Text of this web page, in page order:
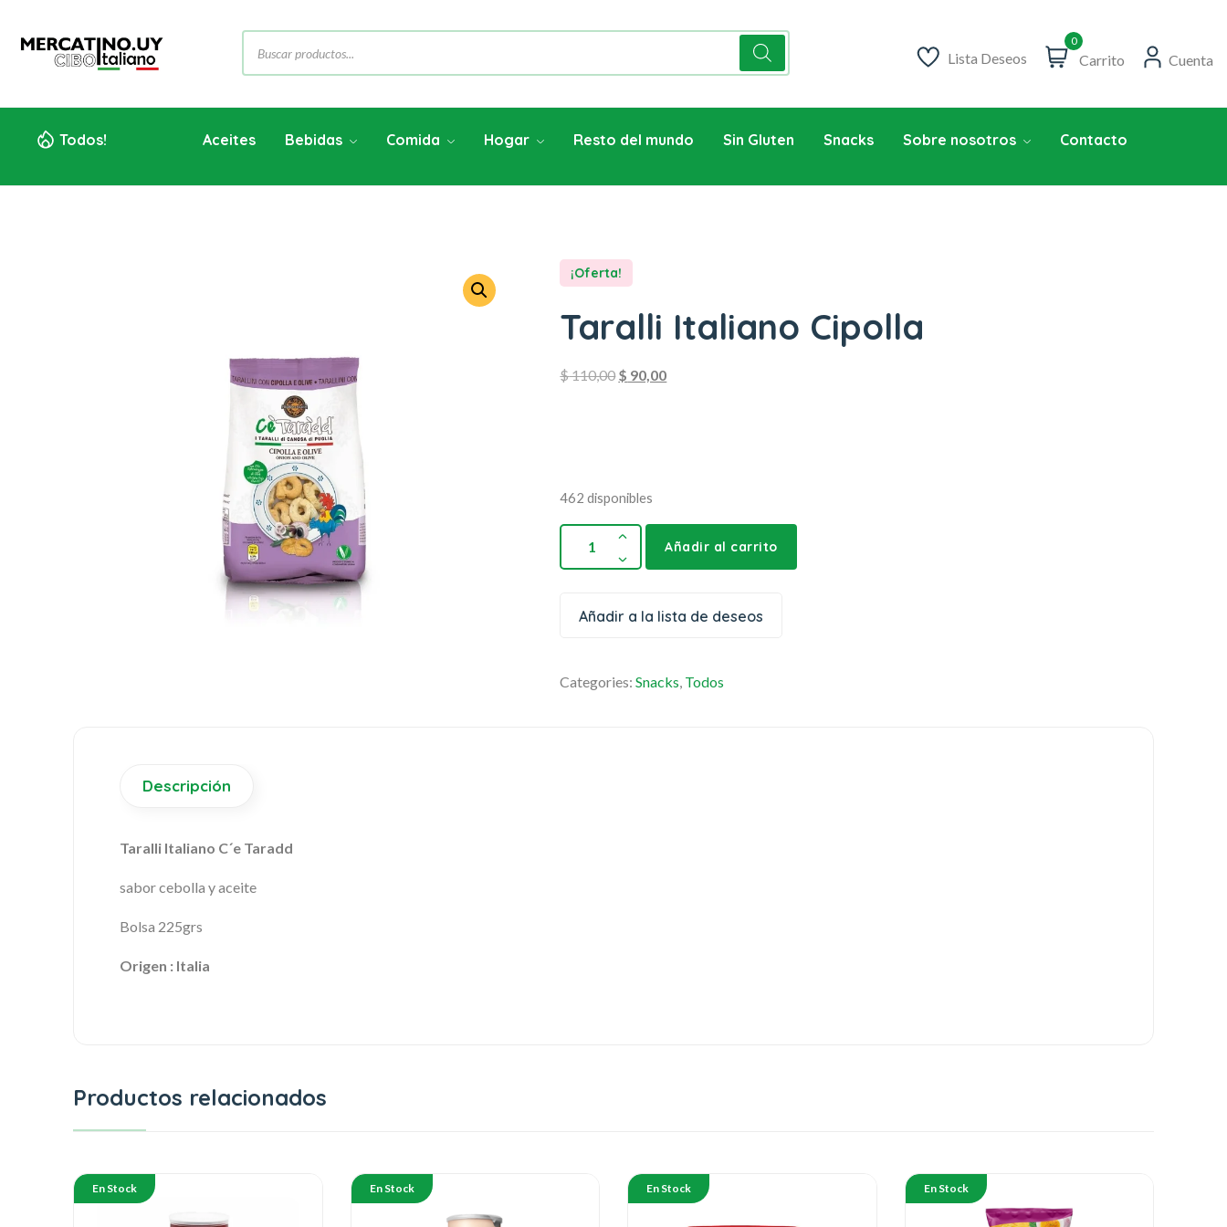
Lista Deseos
0
Carrito Cuenta
Todos! Aceites Bebidas Comida Hogar Resto del mundo Sin Gluten Snacks Sobre nosotros Contacto
¡Oferta!
Taralli Italiano Cipolla
$110,00$ 90,00
462 disponibles
Añadir al carrito
Añadir a la lista de deseos
Categories:Snacks Todos
Descripción
Taralli Italiano C´e Taradd
sabor cebolla y aceite
Bolsa 225grs
Origen : Italia
Productos relacionados
En Stock En Stock En Stock En Stock